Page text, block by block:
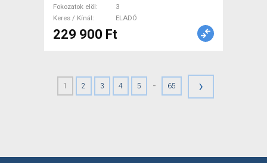
Fokozatok elöl
3
Keres / Kínál
ELADÓ
229 900 Ft
1 2 3 4 5 - 65 ›